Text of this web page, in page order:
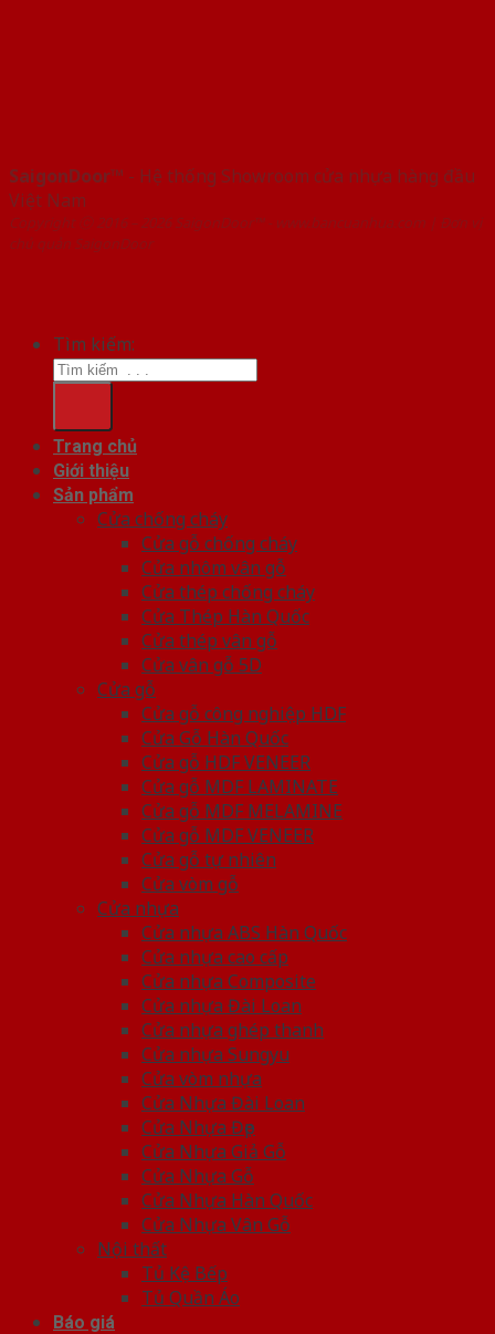
SaigonDoor™ - Hệ thống Showroom cửa nhựa hàng đầu
Việt Nam
Copyright ⓒ 2016 – 2026 SaigonDoor™ - www.bancuanhua.com | Đơn vị
chủ quản SaigonDoor
Tìm kiếm:
Trang chủ
Giới thiệu
Sản phẩm
Cửa chống cháy
Cửa gỗ chống cháy
Cửa nhôm vân gỗ
Cửa thép chống cháy
Cửa Thép Hàn Quốc
Cửa thép vân gỗ
Cửa vân gỗ 5D
Cửa gỗ
Cửa gỗ công nghiệp HDF
Cửa Gỗ Hàn Quốc
Cửa gỗ HDF VENEER
Cửa gỗ MDF LAMINATE
Cửa gỗ MDF MELAMINE
Cửa gỗ MDF VENEER
Cửa gỗ tự nhiên
Cửa vòm gỗ
Cửa nhựa
Cửa nhựa ABS Hàn Quốc
Cửa nhựa cao cấp
Cửa nhựa Composite
Cửa nhựa Đài Loan
Cửa nhựa ghép thanh
Cửa nhựa Sungyu
Cửa vòm nhựa
Cửa Nhựa Đài Loan
Cửa Nhựa Đẹp
Cửa Nhựa Giả Gỗ
Cửa Nhựa Gỗ
Cửa Nhựa Hàn Quốc
Cửa Nhựa Vân Gỗ
Nội thất
Tủ Kệ Bếp
Tủ Quần Áo
Báo giá